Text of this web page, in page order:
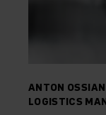
ANTON
LOGISTICS